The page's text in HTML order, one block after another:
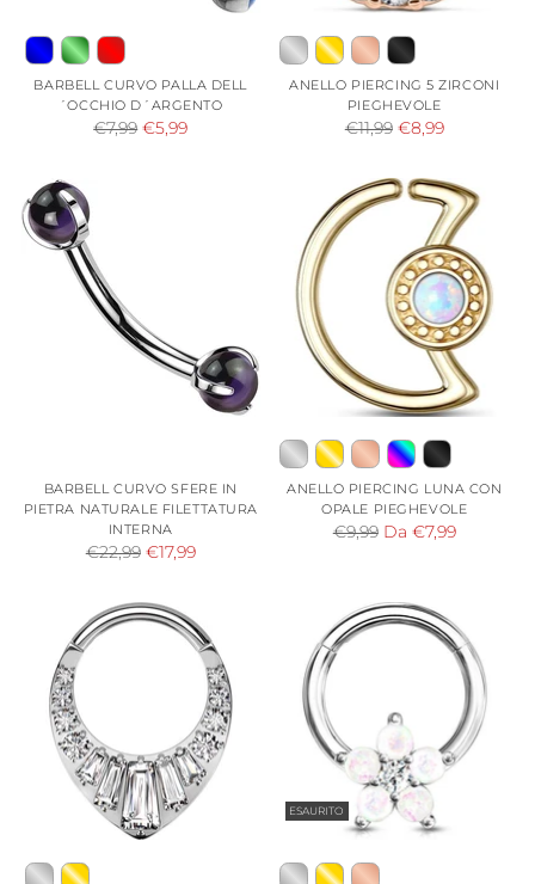
BARBELL CURVO PALLA DELL
´OCCHIO D´ARGENTO
Prezzo
€7,99 €5,99
ANELLO PIERCING 5 ZIRCONI
PIEGHEVOLE
Prezzo
listino
€11,99 €8,99
BARBELL CURVO SFERE IN
PIETRA NATURALE FILETTATURA
INTERNA
Prezzo
listino
€22,99 €17,99
ANELLO PIERCING LUNA CON
OPALE PIEGHEVOLE
Prezzo
€9,99 Da €7,99
ESAURITO